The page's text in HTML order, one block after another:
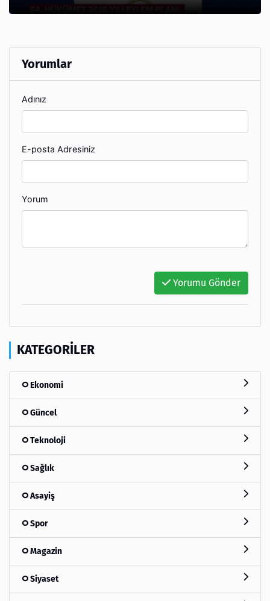
Yorumlar
Adınız
E-posta Adresiniz
Yorum
Yorumu Gönder
KATEGORILER
Ekonomi
Güncel
Teknoloji
Sağlık
Asayiş
Spor
Magazin
Siyaset